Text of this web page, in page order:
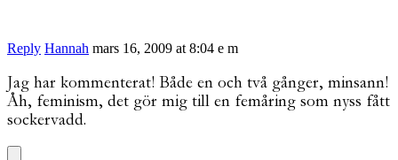
Reply Hannah mars 16, 2009 at 8:04 e m
Jag har kommenterat! Både en och två gånger, minsann!
Åh, feminism, det gör mig till en femåring som nyss fått
sockervadd.